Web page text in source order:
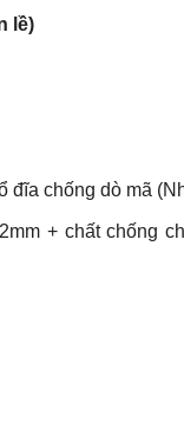
lề)
đĩa chống dò mã
+ chất chống